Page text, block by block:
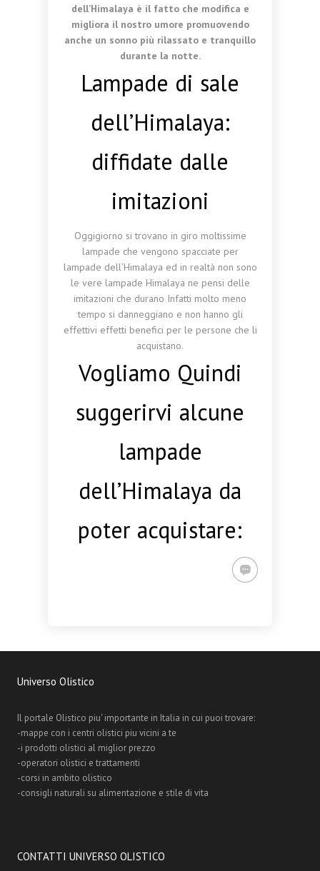
dell’Himalaya è il fatto che modifica e
migliora il nostro umore promuovendo
anche un sonno più rilassato e tranquillo
durante la notte.
Lampade di sale
dell’Himalaya:
diffidate dalle
imitazioni
Oggigiorno si trovano in giro moltissime
lampade che vengono spacciate per
lampade dell’Himalaya ed in realtà non sono
le vere lampade Himalaya ne pensi delle
imitazioni che durano Infatti molto meno
tempo si danneggiano e non hanno gli
effettivi effetti benefici per le persone che li
acquistano.
Vogliamo Quindi
suggerirvi alcune
lampade
dell’Himalaya da
poter acquistare:
Universo Olistico
Il portale Olistico piu' importante in Italia in cui puoi trovare:
-mappe con i centri olistici piu vicini a te
-i prodotti olistici al miglior prezzo
-operatori olistici e trattamenti
-corsi in ambito olistico
-consigli naturali su alimentazione e stile di vita
CONTATTI UNIVERSO OLISTICO